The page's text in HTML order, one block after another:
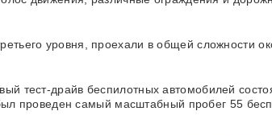
уровня, проехали в общей сложности
тест-драйв беспилотных автомобилей
проведен самый масштабный пробег 55